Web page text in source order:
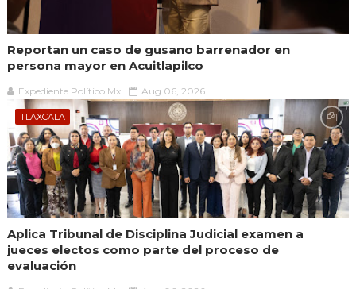
Reportan un caso de gusano barrenador en
persona mayor en Acuitlapilco
Expediente Político.Mx Aug 06, 2026
TLAXCALA
Aplica Tribunal de Disciplina Judicial examen a
jueces electos como parte del proceso de
evaluación